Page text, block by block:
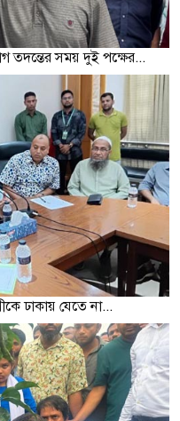
তদন্তের সময় দুই পক্ষের...
ঢাকায় যেতে না...